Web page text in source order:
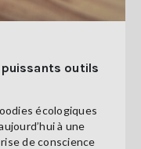
outils
écologiques
à une
de conscience